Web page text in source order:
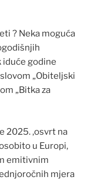
? Neka moguća
iduće godine
„Obiteljski
„Bitka za
2025. ,osvrt na
u Europi,
emitivnim
mjera